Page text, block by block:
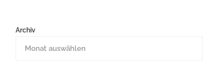
Archiv